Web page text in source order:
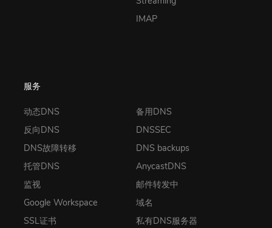
IMAP
服务
动态DNS
反向DNS
DNS故障转移
托管DNS
监视
Google Workspace
SSL证书
备用DNS
DNSSEC
DNS backups
AnycastDNS
邮件转发中
域名
私有DNS服务器